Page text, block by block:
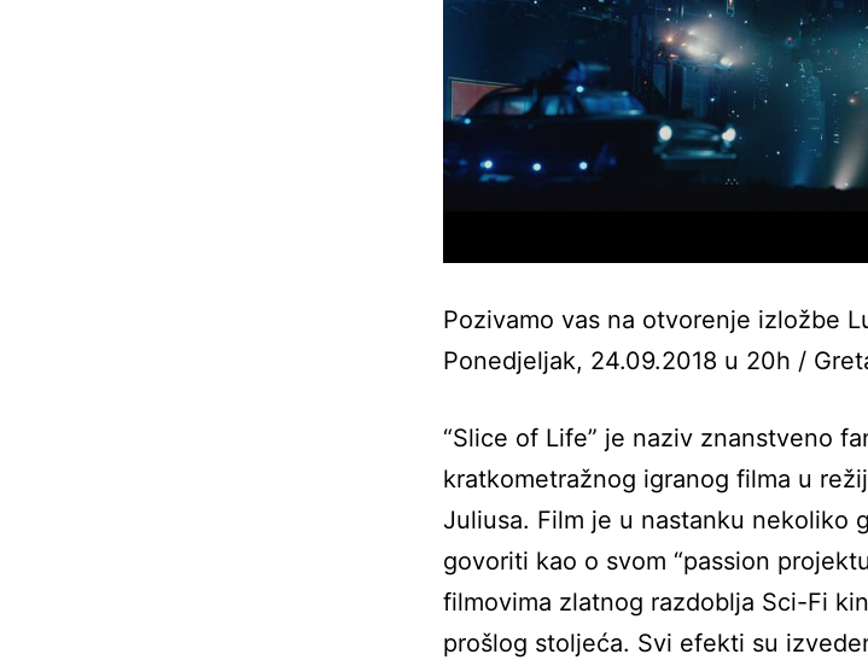
Pozivamo vas na otvorenje izložbe
Ponedjeljak, 24.09.2018 u 20h /
“Slice of Life” je naziv znanstveno
kratkometražnog igranog filma u
Juliusa. Film je u nastanku nekoliko
govoriti kao o svom “passion
filmovima zlatnog razdoblja Sci-Fi
prošlog stoljeća. Svi efekti su